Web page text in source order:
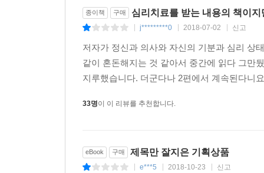
종이책 구매 심리치료를 받는 내용의 책이
j*********0 2018-07-02 신고
저자가 정신과 의사와 자신의 기분과 심리 상
같이 혼돈해지는 것 같아서 중간에 읽다 그만
지루했습니다. 더군다나 2편에서 계속된다니
33명이 이 리뷰를 추천합니다.
eBook 구매 제목만 잘지은 기획상품
e***5 2018-10-23 신고